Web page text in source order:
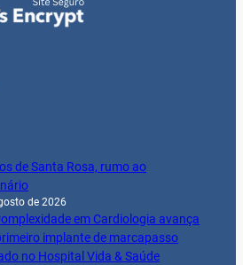
de Santa Rosa, rumo ao
de 2026
em Cardiologia avança
implante de marcapasso
no Hospital Vida & Saúde